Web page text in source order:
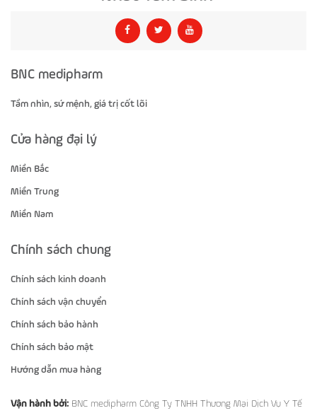
BNC medipharm
Tầm nhìn, sứ mệnh, giá trị cốt lõi
Cửa hàng đại lý
Miền Bắc
Miền Trung
Miền Nam
Chính sách chung
Chính sách kinh doanh
Chính sách vận chuyển
Chính sách bảo hành
Chính sách bảo mật
Hướng dẫn mua hàng
Vận hành bởi: BNC medipharm Công Ty TNHH Thương Mại Dịch Vụ Y Tế